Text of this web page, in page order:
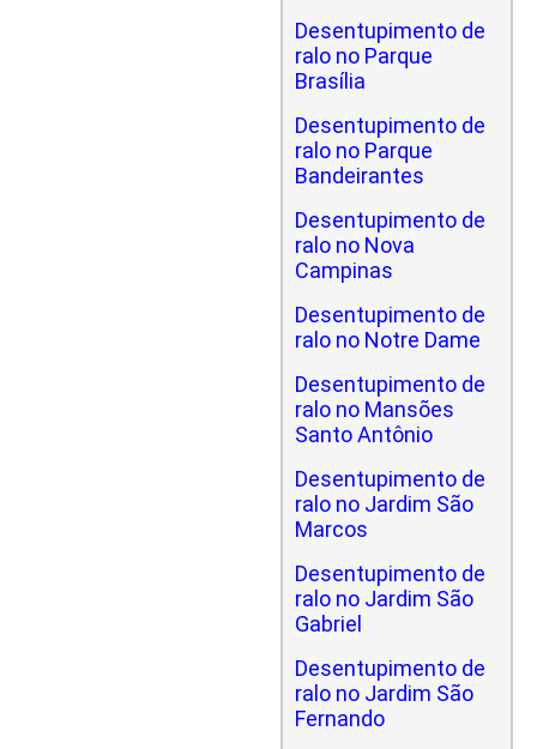
Desentupimento de
ralo no Parque
Brasília
Desentupimento de
ralo no Parque
Bandeirantes
Desentupimento de
ralo no Nova
Campinas
Desentupimento de
ralo no Notre Dame
Desentupimento de
ralo no Mansões
Santo Antônio
Desentupimento de
ralo no Jardim São
Marcos
Desentupimento de
ralo no Jardim São
Gabriel
Desentupimento de
ralo no Jardim São
Fernando